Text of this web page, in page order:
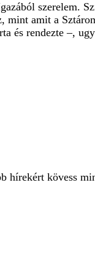
szerelem.
mint amit a
és rendezte –,
hírekért kövess